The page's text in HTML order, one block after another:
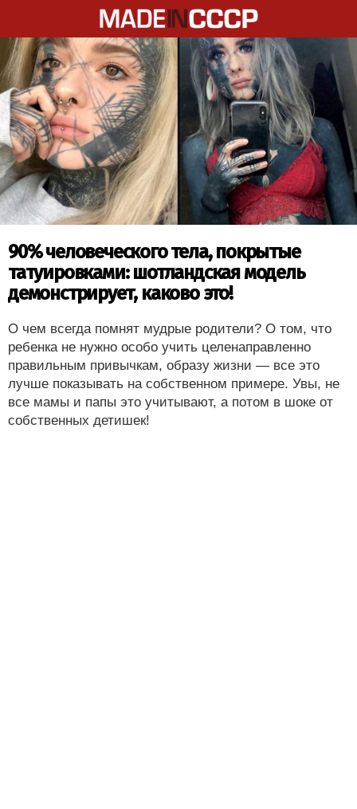
90% человеческого тела, покрытые
татуировками: шотландская модель
демонстрирует, каково это!
О чем всегда помнят мудрые родители? О том, что
ребенка не нужно особо учить целенаправленно
правильным привычкам, образу жизни — все это
лучше показывать на собственном примере. Увы, не
все мамы и папы это учитывают, а потом в шоке от
собственных детишек!